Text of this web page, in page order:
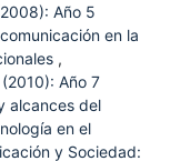
Año 5
en la
,
Año 7
alcances del
en el
y Sociedad: